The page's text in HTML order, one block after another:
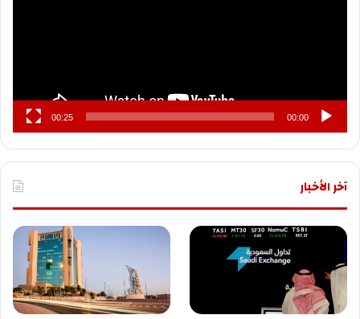
00:00
00:25
آخر الأخبار